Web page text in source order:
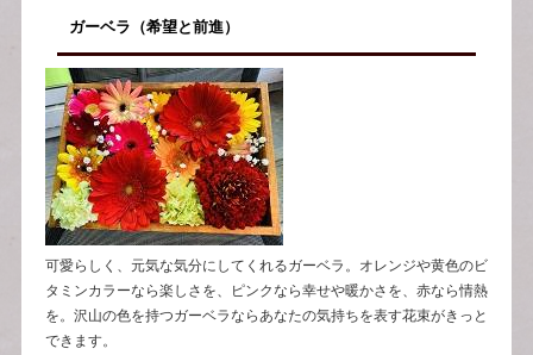
ガーベラ（希望と前進）
可愛らしく、元気な気分にしてくれるガーベラ。オレンジや黄色のビ
タミンカラーなら楽しさを、ピンクなら幸せや暖かさを、赤なら情熱
を。沢山の色を持つガーベラならあなたの気持ちを表す花束がきっと
できます。